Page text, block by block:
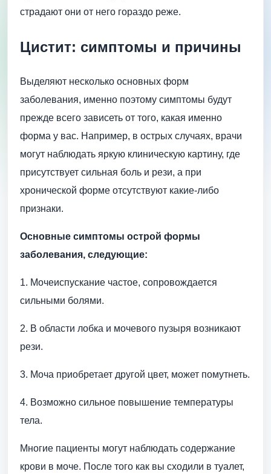
страдают они от него гораздо реже.
Цистит: симптомы и причины
Выделяют несколько основных форм
заболевания, именно поэтому симптомы будут
прежде всего зависеть от того, какая именно
форма у вас. Например, в острых случаях, врачи
могут наблюдать яркую клиническую картину, где
присутствует сильная боль и рези, а при
хронической форме отсутствуют какие-либо
признаки.
Основные симптомы острой формы
заболевания, следующие:
1. Мочеиспускание частое, сопровождается
сильными болями.
2. В области лобка и мочевого пузыря возникают
рези.
3. Моча приобретает другой цвет, может помутнеть.
4. Возможно сильное повышение температуры
тела.
Многие пациенты могут наблюдать содержание
крови в моче. После того как вы сходили в туалет,